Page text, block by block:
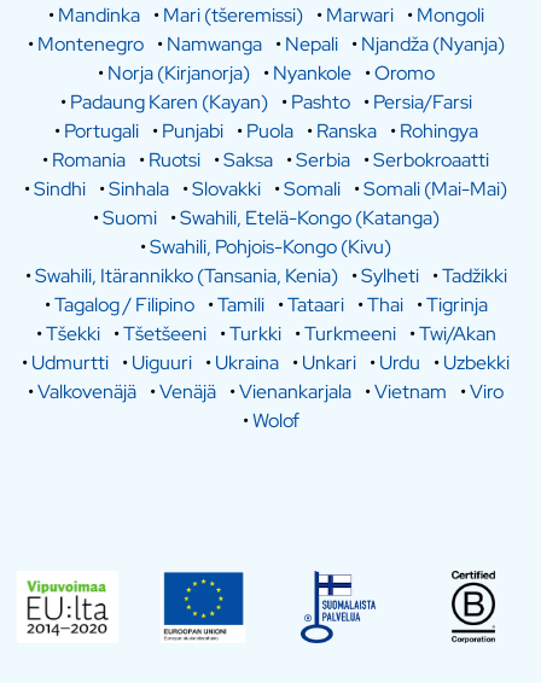
•Mandinka •Mari (tšeremissi) •Marwari •Mongoli
•Montenegro •Namwanga •Nepali •Njandža (Nyanja)
•Norja (Kirjanorja) •Nyankole •Oromo
•Padaung Karen (Kayan) •Pashto •Persia/Farsi
•Portugali •Punjabi •Puola •Ranska •Rohingya
•Romania •Ruotsi •Saksa •Serbia •Serbokroaatti
•Sindhi •Sinhala •Slovakki •Somali •Somali (Mai-Mai)
•Suomi •Swahili, Etelä-Kongo (Katanga)
•Swahili, Pohjois-Kongo (Kivu)
•Swahili, Itärannikko (Tansania, Kenia) •Sylheti •Tadžikki
•Tagalog / Filipino •Tamili •Tataari •Thai •Tigrinja
•Tšekki •Tšetšeeni •Turkki •Turkmeeni •Twi/Akan
•Udmurtti •Uiguuri •Ukraina •Unkari •Urdu •Uzbekki
•Valkovenäjä •Venäjä •Vienankarjala •Vietnam •Viro
•Wolof